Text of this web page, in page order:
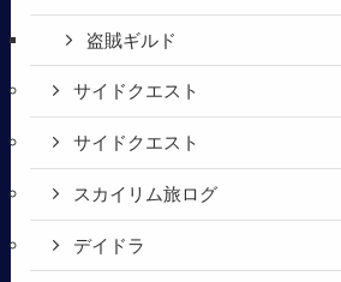
盗賊ギルド
サイドクエスト
サイドクエスト
スカイリム旅ログ
デイドラ